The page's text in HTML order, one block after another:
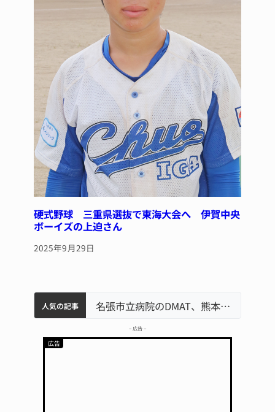
硬式野球 三重県選抜で東海大会へ 伊賀中央
ボーイズの上迫さん
2025年9月29日
人気の記事
名張市水道料金47％値上げへ 答申案、審議会で大筋まとまる
器物損壊容疑で83歳女逮捕 伊賀署
中学校の陶壁モニュメント 地元建設会社がボランティアで清掃 伊賀 名張市立病院のDMAT、熊本地震の被災地へ 能登以来3回目の派遣
– 広告 –